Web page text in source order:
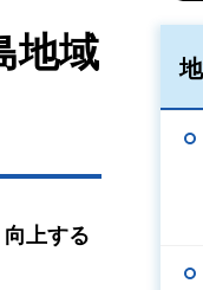
地域
上する